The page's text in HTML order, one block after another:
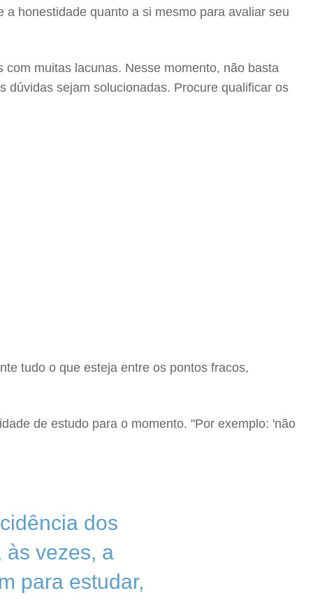
honestidade quanto a si mesmo para avaliar seu
muitas lacunas. Nesse momento, não basta
dúvidas sejam solucionadas. Procure qualificar os
tudo o que esteja entre os pontos fracos,
de estudo para o momento. "Por exemplo: 'não
dos
às vezes, a
para estudar,